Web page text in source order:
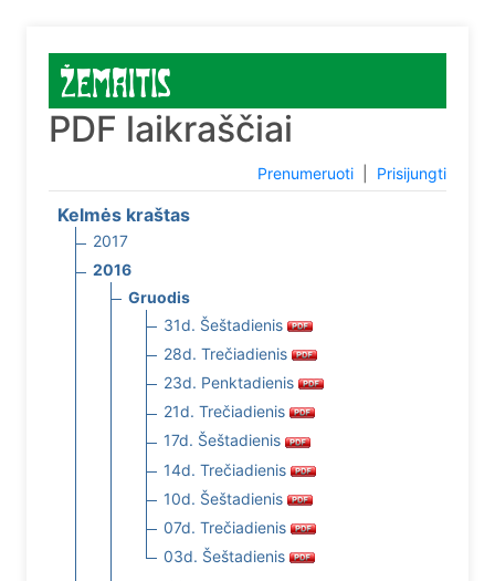
PDF laikraščiai
Prenumeruoti Prisijungti
Kelmės kraštas
2017
2016
Gruodis
31d. Šeštadienis
28d. Trečiadienis
23d. Penktadienis
21d. Trečiadienis
17d. Šeštadienis
14d. Trečiadienis
10d. Šeštadienis
07d. Trečiadienis
03d. Šeštadienis